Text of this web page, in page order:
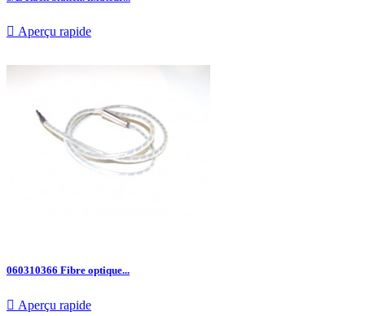
 Aperçu rapide
060310366 Fibre optique...
 Aperçu rapide